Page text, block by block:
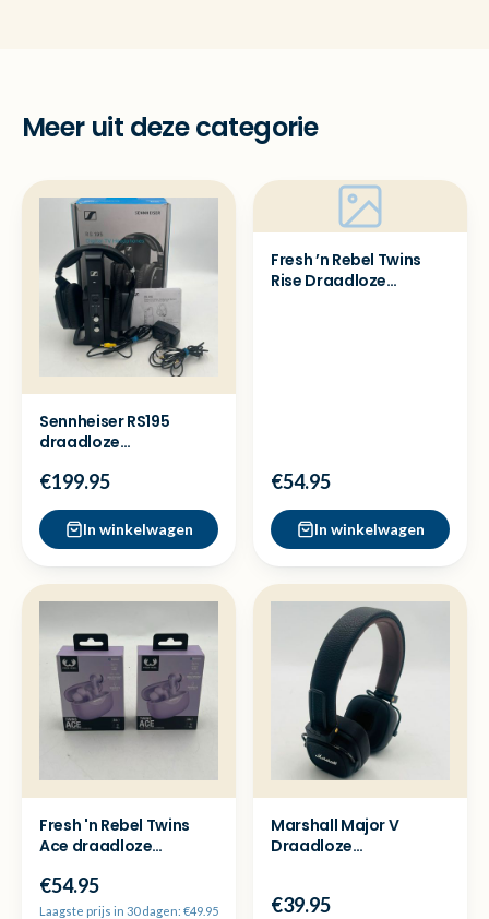
Meer uit deze categorie
Sennheiser RS195
draadloze
Showmodel
€199.95
In winkelwagen
Fresh ’n Rebel Twins
Rise Draadloze
€54.95
In winkelwagen
Fresh 'n Rebel Twins
Ace draadloze
sealed
€54.95
Laagste prijs in 30 dagen: €49.95
Marshall Major V
Draadloze
€39.95